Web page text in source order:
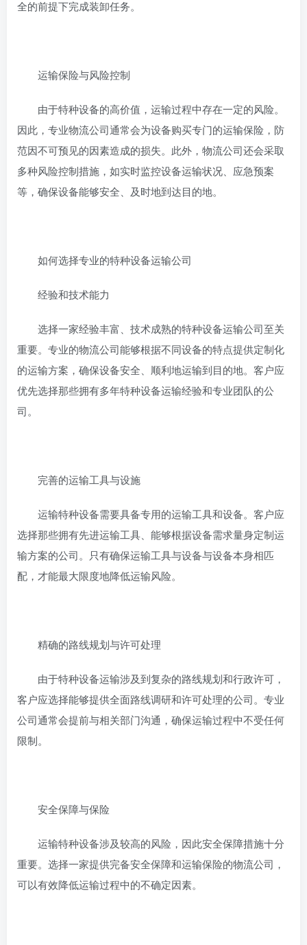
全的前提下完成装卸任务。
运输保险与风险控制
由于特种设备的高价值，运输过程中存在一定的风险。
因此，专业物流公司通常会为设备购买专门的运输保险，防
范因不可预见的因素造成的损失。此外，物流公司还会采取
多种风险控制措施，如实时监控设备运输状况、应急预案
等，确保设备能够安全、及时地到达目的地。
如何选择专业的特种设备运输公司
经验和技术能力
选择一家经验丰富、技术成熟的特种设备运输公司至关
重要。专业的物流公司能够根据不同设备的特点提供定制化
的运输方案，确保设备安全、顺利地运输到目的地。客户应
优先选择那些拥有多年特种设备运输经验和专业团队的公
司。
完善的运输工具与设施
运输特种设备需要具备专用的运输工具和设备。客户应
选择那些拥有先进运输工具、能够根据设备需求量身定制运
输方案的公司。只有确保运输工具与设备与设备本身相匹
配，才能最大限度地降低运输风险。
精确的路线规划与许可处理
由于特种设备运输涉及到复杂的路线规划和行政许可，
客户应选择能够提供全面路线调研和许可处理的公司。专业
公司通常会提前与相关部门沟通，确保运输过程中不受任何
限制。
安全保障与保险
运输特种设备涉及较高的风险，因此安全保障措施十分
重要。选择一家提供完备安全保障和运输保险的物流公司，
可以有效降低运输过程中的不确定因素。